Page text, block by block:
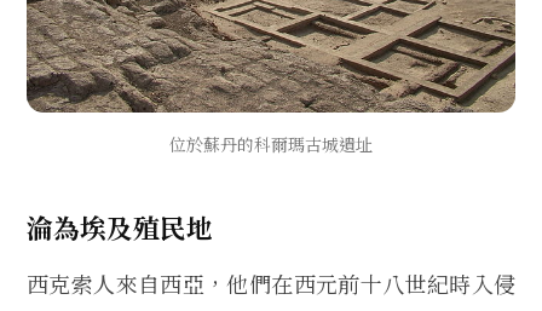
位於蘇丹的科爾瑪古城遺址
淪為埃及殖民地
西克索人來自西亞，他們在西元前十八世紀時入侵